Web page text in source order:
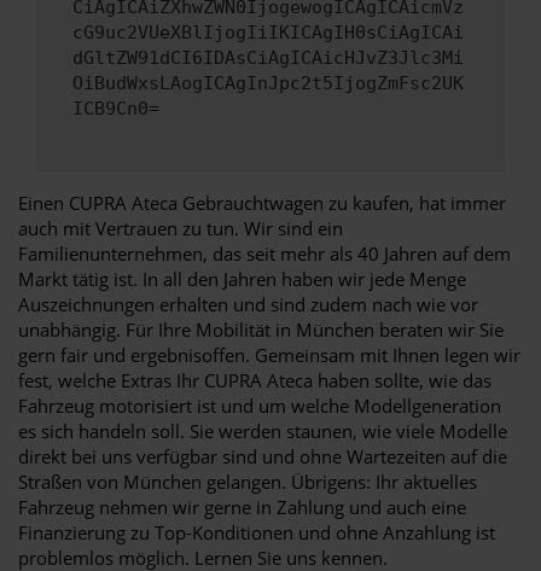
CiAgICAiZXhwZWN0IjogewogICAgICAicmVz
cG9uc2VUeXBlIjogIiIKICAgIH0sCiAgICAi
dGltZW91dCI6IDAsCiAgICAicHJvZ3Jlc3Mi
OiBudWxsLAogICAgInJpc2t5IjogZmFsc2UK
ICB9Cn0=
Einen CUPRA Ateca Gebrauchtwagen zu kaufen, hat immer
auch mit Vertrauen zu tun. Wir sind ein
Familienunternehmen, das seit mehr als 40 Jahren auf dem
Markt tätig ist. In all den Jahren haben wir jede Menge
Auszeichnungen erhalten und sind zudem nach wie vor
unabhängig. Für Ihre Mobilität in München beraten wir Sie
gern fair und ergebnisoffen. Gemeinsam mit Ihnen legen wir
fest, welche Extras Ihr CUPRA Ateca haben sollte, wie das
Fahrzeug motorisiert ist und um welche Modellgeneration
es sich handeln soll. Sie werden staunen, wie viele Modelle
direkt bei uns verfügbar sind und ohne Wartezeiten auf die
Straßen von München gelangen. Übrigens: Ihr aktuelles
Fahrzeug nehmen wir gerne in Zahlung und auch eine
Finanzierung zu Top-Konditionen und ohne Anzahlung ist
problemlos möglich. Lernen Sie uns kennen.